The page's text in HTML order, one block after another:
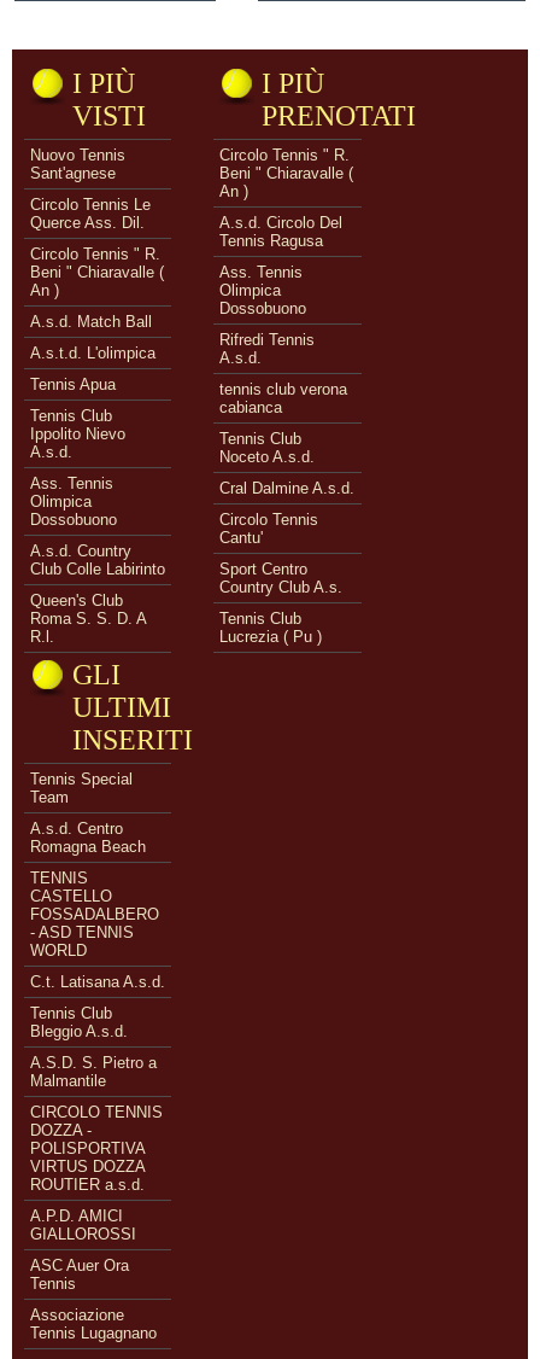
I PIÙ
VISTI
Nuovo Tennis
Sant'agnese
Circolo Tennis Le
Querce Ass. Dil.
Circolo Tennis " R.
Beni " Chiaravalle (
An )
A.s.d. Match Ball
A.s.t.d. L'olimpica
Tennis Apua
Tennis Club
Ippolito Nievo
A.s.d.
Ass. Tennis
Olimpica
Dossobuono
A.s.d. Country
Club Colle Labirinto
Queen's Club
Roma S. S. D. A
R.l.
I PIÙ
PRENOTATI
Circolo Tennis " R.
Beni " Chiaravalle (
An )
A.s.d. Circolo Del
Tennis Ragusa
Ass. Tennis
Olimpica
Dossobuono
Rifredi Tennis
A.s.d.
tennis club verona
cabianca
Tennis Club
Noceto A.s.d.
Cral Dalmine A.s.d.
Circolo Tennis
Cantu'
Sport Centro
Country Club A.s.
Tennis Club
Lucrezia ( Pu )
GLI
ULTIMI
INSERITI
Tennis Special
Team
A.s.d. Centro
Romagna Beach
TENNIS
CASTELLO
FOSSADALBERO
- ASD TENNIS
WORLD
C.t. Latisana A.s.d.
Tennis Club
Bleggio A.s.d.
A.S.D. S. Pietro a
Malmantile
CIRCOLO TENNIS
DOZZA -
POLISPORTIVA
VIRTUS DOZZA
ROUTIER a.s.d.
A.P.D. AMICI
GIALLOROSSI
ASC Auer Ora
Tennis
Associazione
Tennis Lugagnano